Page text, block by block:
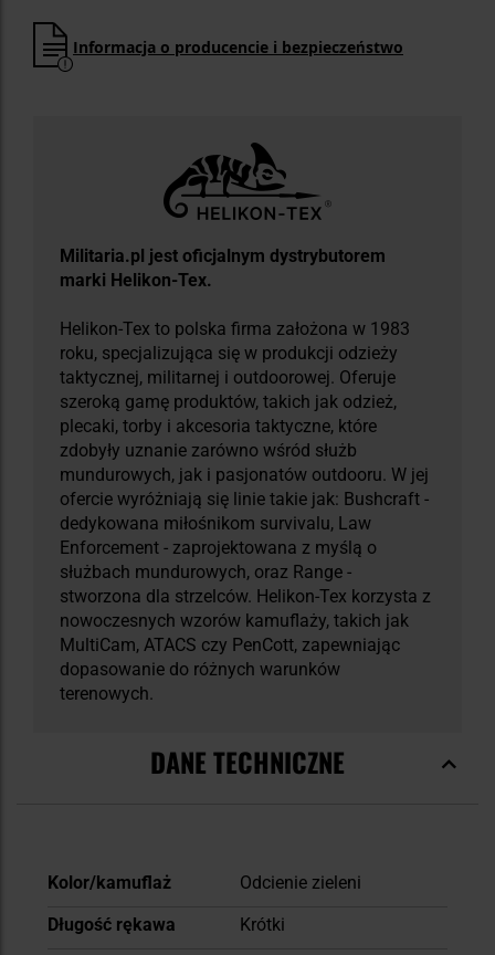
Informacja o producencie i bezpieczeństwo
Militaria.pl jest oficjalnym dystrybutorem
marki Helikon-Tex.
Helikon-Tex to polska firma założona w 1983
roku, specjalizująca się w produkcji odzieży
taktycznej, militarnej i outdoorowej. Oferuje
szeroką gamę produktów, takich jak odzież,
plecaki, torby i akcesoria taktyczne, które
zdobyły uznanie zarówno wśród służb
mundurowych, jak i pasjonatów outdooru. W jej
ofercie wyróżniają się linie takie jak: Bushcraft -
dedykowana miłośnikom survivalu, Law
Enforcement - zaprojektowana z myślą o
służbach mundurowych, oraz Range -
stworzona dla strzelców. Helikon-Tex korzysta z
nowoczesnych wzorów kamuflaży, takich jak
MultiCam, ATACS czy PenCott, zapewniając
dopasowanie do różnych warunków
terenowych.
DANE TECHNICZNE
Więcej
Kolor/kamuflaż
Odcienie zieleni
Długość rękawa
Krótki